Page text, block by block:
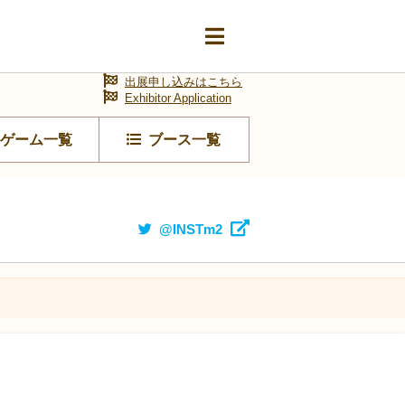
ゲーム一覧 ブース一覧
出展申し込みはこちら
Exhibitor Application
@INSTm2